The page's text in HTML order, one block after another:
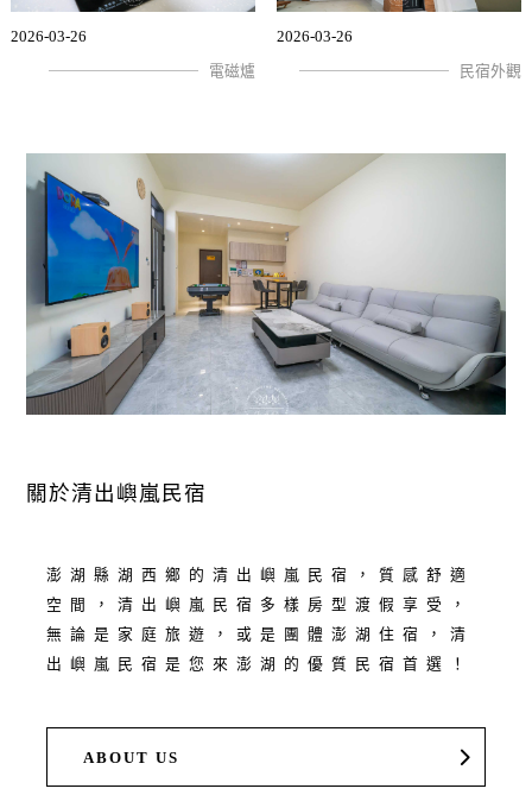
2026-03-26
電磁爐
2026-03-26
民宿外觀
關於清出嶼嵐民宿
澎湖縣湖西鄉的清出嶼嵐民宿，質感舒適
空間，清出嶼嵐民宿多樣房型渡假享受，
無論是家庭旅遊，或是團體澎湖住宿，清
出嶼嵐民宿是您來澎湖的優質民宿首選！
ABOUT US